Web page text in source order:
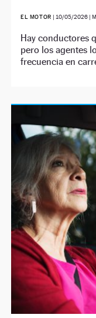
EL MOTOR | 10/05/2026|
Hay conductores
pero los agentes
frecuencia en